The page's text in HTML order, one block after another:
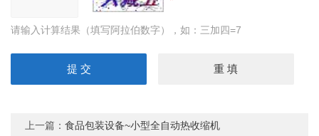
请输入计算结果（填写阿拉伯数字），如：三加四=7
上一篇：食品包装设备~小型全自动热收缩机